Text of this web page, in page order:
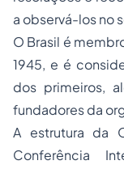
a observá-los no
O Brasil é
1945, e é
dos primeiros,
fundadores da
A estrutura da
Conferência